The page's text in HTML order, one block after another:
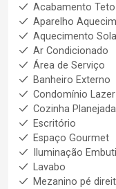
Acabamento Teto
Aparelho
Aquecimento
Ar Condicionado
Área de Serviço
Banheiro Externo
Condomínio
Cozinha Planejada
Escritório
Espaço Gourmet
Iluminação
Lavabo
Mezanino pé